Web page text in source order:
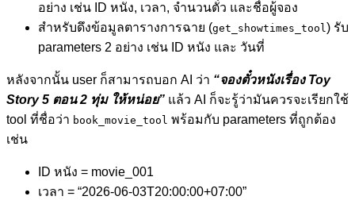
อย่าง เช่น ID หนัง, เวลา, จำนวนตั๋ว และชื่อผู้จอง
สำหรับดึงข้อมูลตารางการฉาย (get_showtimes_tool) รับ
parameters 2 อย่าง เช่น ID หนัง และ วันที่
หลังจากนั้น user ก็สามารถบอก AI ว่า “จองตั๋วหนังเรื่อง Toy
Story 5 ตอน 2 ทุ่ม ให้หน่อย” แล้ว AI ก็จะรู้ว่ามันควรจะเรียกใช้
tool ที่ชื่อว่า book_movie_tool พร้อมกับ parameters ที่ถูกต้อง
เช่น
ID หนัง = movie_001
เวลา = “2026-06-03T20:00:00+07:00”